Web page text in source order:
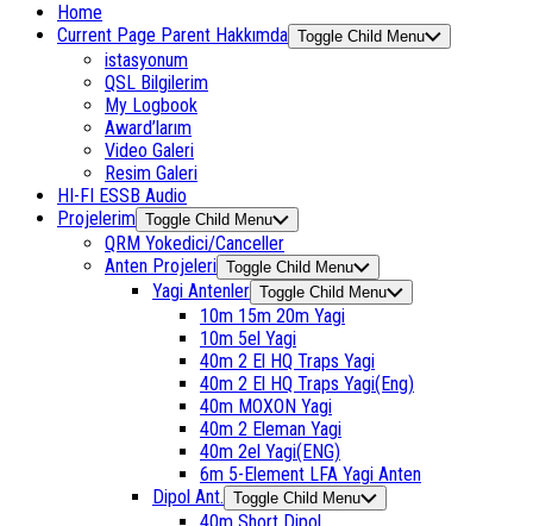
Home
Current Page Parent Hakkımda Toggle Child Menu
istasyonum
QSL Bilgilerim
My Logbook
Award’larım
Video Galeri
Resim Galeri
HI-FI ESSB Audio
Projelerim Toggle Child Menu
QRM Yokedici/Canceller
Anten Projeleri Toggle Child Menu
Yagi Antenler Toggle Child Menu
10m 15m 20m Yagi
10m 5el Yagi
40m 2 El HQ Traps Yagi
40m 2 El HQ Traps Yagi(Eng)
40m MOXON Yagi
40m 2 Eleman Yagi
40m 2el Yagi(ENG)
6m 5-Element LFA Yagi Anten
Dipol Ant. Toggle Child Menu